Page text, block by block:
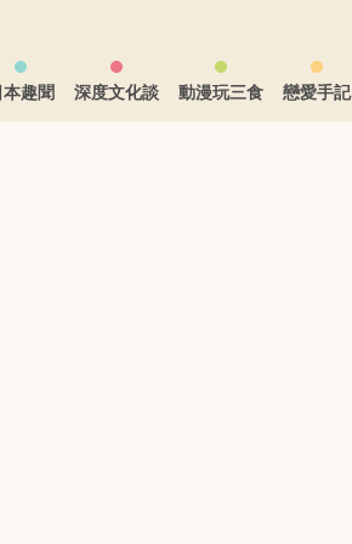
趣聞
深度文化談 動漫玩三食 戀愛手記